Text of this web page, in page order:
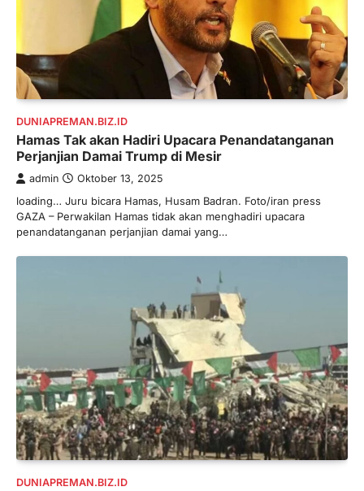
DUNIAPREMAN.BIZ.ID
Hamas Tak akan Hadiri Upacara Penandatanganan
Perjanjian Damai Trump di Mesir
admin Oktober 13, 2025
loading… Juru bicara Hamas, Husam Badran. Foto/iran press
GAZA – Perwakilan Hamas tidak akan menghadiri upacara
penandatanganan perjanjian damai yang…
DUNIAPREMAN.BIZ.ID